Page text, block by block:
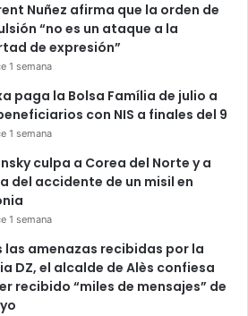
Nuñez afirma que la orden de
“no es un ataque a la
de expresión”
1 semana
paga la Bolsa Família de julio a
con NIS a finales del 9
1 semana
culpa a Corea del Norte y a
del accidente de un misil en
1 semana
las amenazas recibidas por la
DZ, el alcalde de Alès confiesa
recibido “miles de mensajes” de